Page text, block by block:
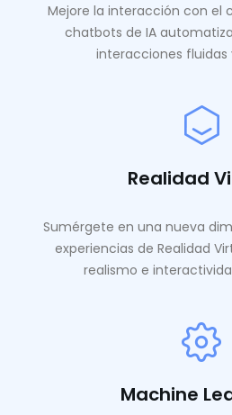
Mejore la interacción con el
chatbots de IA
interacciones fluidas
Realidad
Sumérgete en una nueva
experiencias de Realidad
realismo e
Machine